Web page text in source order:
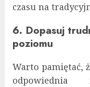
czasu na
6. Dopasuj
poziomu
Warto pamiętać,